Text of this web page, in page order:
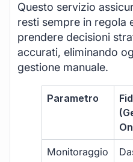
Questo servizio
resti sempre in regola
prendere decisioni
accurati, eliminando
gestione manuale.
Parametro
Monitoraggio